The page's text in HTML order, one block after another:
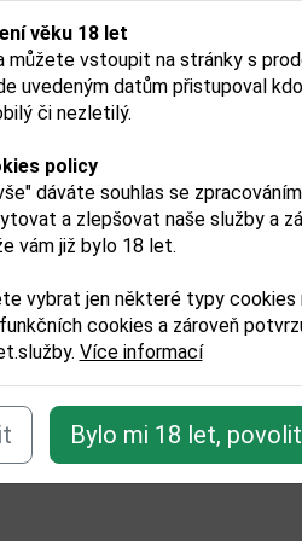
věku 18 let
vstoupit na stránky s
uvedeným datům přistupoval
či nezletilý.
policy
dáváte souhlas se
a zlepšovat naše služby a
vám již bylo 18 let.
vybrat jen některé typy cookies
cookies a zároveň
Více informací
Bylo mi 18 let,
826,00 Kč
Není skladem
Detail
Zpět